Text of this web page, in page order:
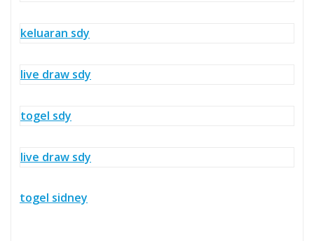
keluaran sdy
live draw sdy
togel sdy
live draw sdy
togel sidney